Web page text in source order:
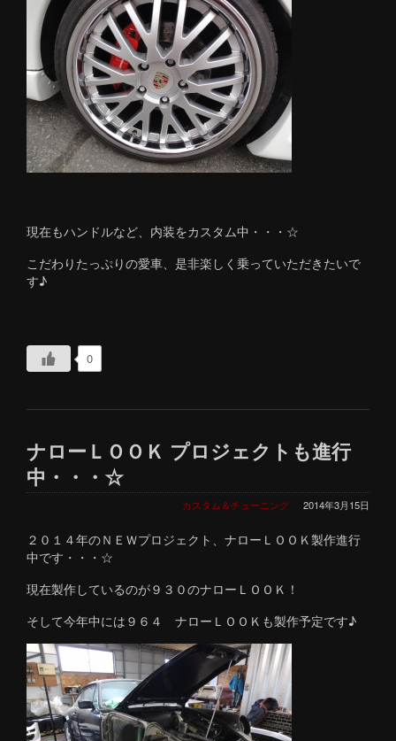
現在もハンドルなど、内装をカスタム中・・・☆
こだわりたっぷりの愛車、是非楽しく乗っていただきたいで
す♪
0
ナローＬＯＯＫ プロジェクトも進行
中・・・☆
2014年3月15日
カスタム＆チューニング
２０１４年のＮＥＷプロジェクト、ナローＬＯＯＫ製作進行
中です・・・☆
現在製作しているのが９３０のナローＬＯＯＫ！
そして今年中には９６４ ナローＬＯＯＫも製作予定です♪